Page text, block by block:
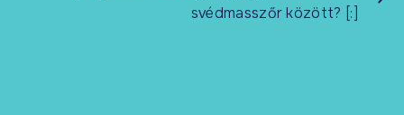
svédmasszőr között? [:]